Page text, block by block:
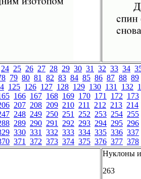
24 25 26 27 28 29 30 31 32 33 34
79 80 81 82 83 84 85 86 87 88 89
125 126 127 128 129 130 131 132
166 167 168 169 170 171 172 173
207 208 209 210 211 212 213 214
248 249 250 251 252 253 254 255
289 290 291 292 293 294 295 296
330 331 332 333 334 335 336 337
371 372 373 374 375 376 377 378
Нуклоны
263